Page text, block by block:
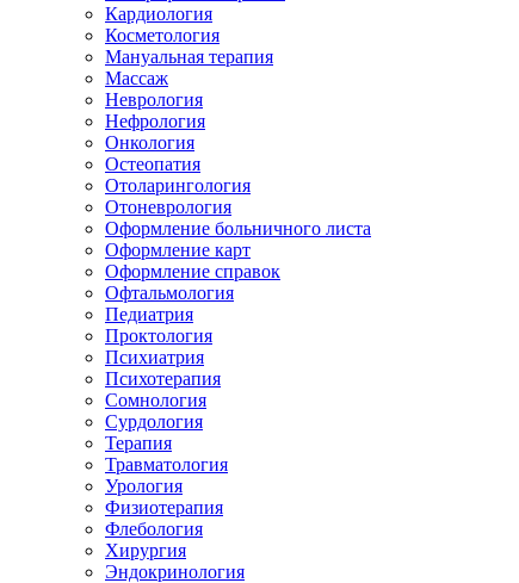
Кардиология
Косметология
Мануальная терапия
Массаж
Неврология
Нефрология
Онкология
Остеопатия
Отоларингология
Отоневрология
Оформление больничного листа
Оформление карт
Оформление справок
Офтальмология
Педиатрия
Проктология
Психиатрия
Психотерапия
Сомнология
Сурдология
Терапия
Травматология
Урология
Физиотерапия
Флебология
Хирургия
Эндокринология